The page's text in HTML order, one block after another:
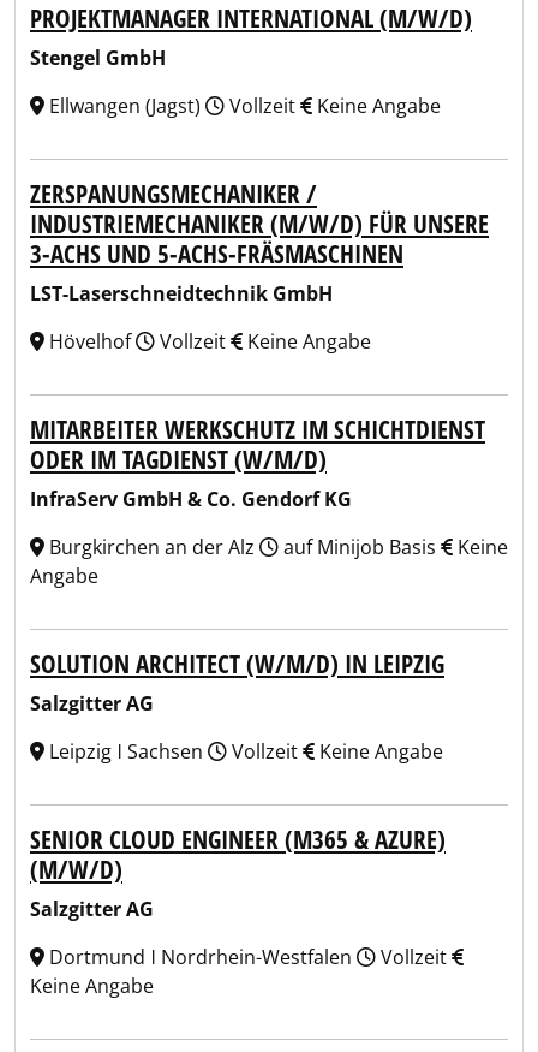
PROJEKTMANAGER INTERNATIONAL (M/W/D)
Stengel GmbH
Ellwangen (Jagst)
Vollzeit Keine Angabe
ZERSPANUNGSMECHANIKER /
INDUSTRIEMECHANIKER (M/W/D) FÜR UNSERE
3-ACHS UND 5-ACHS-FRÄSMASCHINEN
LST-Laserschneidtechnik GmbH
Hövelhof
Vollzeit Keine Angabe
MITARBEITER WERKSCHUTZ IM SCHICHTDIENST
ODER IM TAGDIENST (W/M/D)
InfraServ GmbH & Co. Gendorf KG
Burgkirchen an der Alz
auf Minijob Basis
Keine
Angabe
SOLUTION ARCHITECT (W/M/D) IN LEIPZIG
Salzgitter AG
Leipzig ǀ Sachsen
Vollzeit Keine Angabe
SENIOR CLOUD ENGINEER (M365 & AZURE)
(M/W/D)
Salzgitter AG
Dortmund ǀ Nordrhein-Westfalen
Vollzeit
Keine Angabe